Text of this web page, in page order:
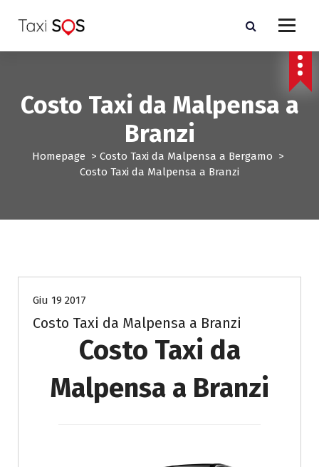
a
Costo Taxi da Malpensa a
Branzi
Homepage > Costo Taxi da Malpensa a Bergamo >
Costo Taxi da Malpensa a Branzi
Giu 19 2017
Costo Taxi da Malpensa a Branzi
Costo Taxi da
Malpensa a Branzi